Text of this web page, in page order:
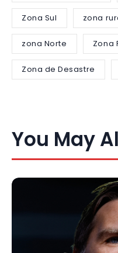
Zona Sul zona
zona Norte Zona
Zona de Desastre
You May